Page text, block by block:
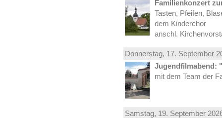
Familienkonzert
Tasten, Pfeifen,
dem Kinderchor
anschl.
Donnerstag, 17. September
Jugendfilmabend:
mit dem Team der
Samstag, 19. September